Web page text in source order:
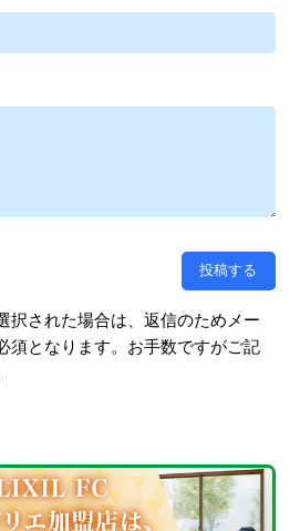
択された場合は、返信のためメー
須となります。お手数ですがご記